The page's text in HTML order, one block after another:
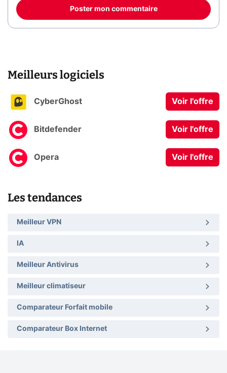
Poster mon commentaire
Meilleurs logiciels
CyberGhost Voir l'offre
Bitdefender Voir l'offre
Opera Voir l'offre
Les tendances
Meilleur VPN
IA
Meilleur Antivirus
Meilleur climatiseur
Comparateur Forfait mobile
Comparateur Box Internet